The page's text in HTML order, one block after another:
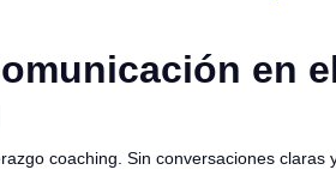
en
coaching. Sin conversaciones claras